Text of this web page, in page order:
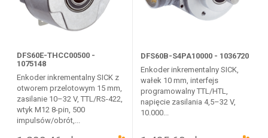
DFS60E-THCC00500 -
1075148
Enkoder inkrementalny SICK z
otworem przelotowym 15 mm,
zasilanie 10–32 V, TTL/RS-422,
wtyk M12 8-pin, 500
impulsów/obrót,...
DFS60B-S4PA10000 - 1036720
Enkoder inkrementalny SICK,
wałek 10 mm, interfejs
programowalny TTL/HTL,
napięcie zasilania 4,5–32 V,
10.000...